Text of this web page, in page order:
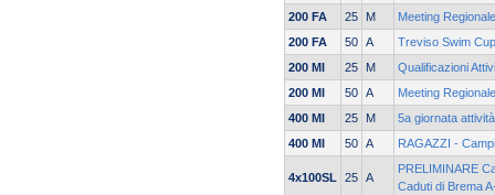
200 FA
25 M
Meeting
200 FA
50 A
Treviso Swim Cup
200 MI
25 M
Qualificazioni
200 MI
50 A
Meeting
400 MI
25 M
5a giornata
400 MI
50 A RAGAZZI -
4x100SL 25 A
PRELIMINARE
Caduti di Brema